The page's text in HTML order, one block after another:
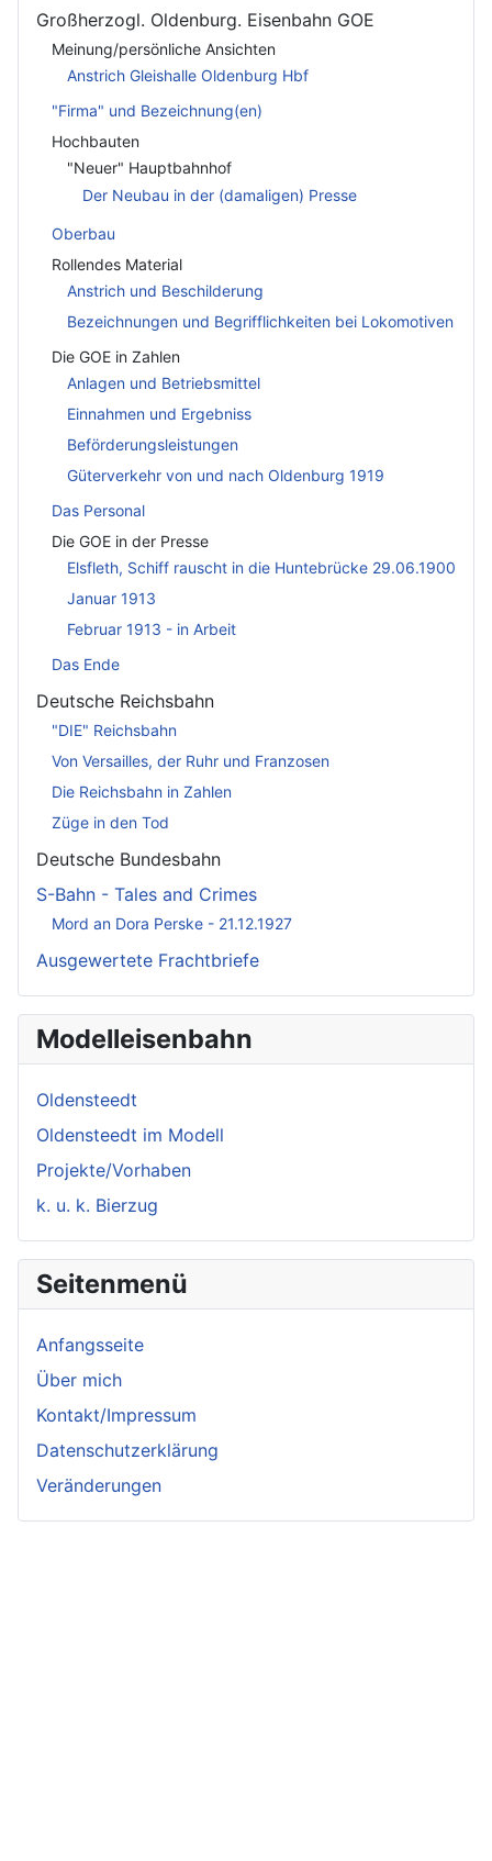
Großherzogl. Oldenburg. Eisenbahn GOE
Meinung/persönliche Ansichten
Anstrich Gleishalle Oldenburg Hbf
"Firma" und Bezeichnung(en)
Hochbauten
"Neuer" Hauptbahnhof
Der Neubau in der (damaligen) Presse
Oberbau
Rollendes Material
Anstrich und Beschilderung
Bezeichnungen und Begrifflichkeiten bei Lokomotiven
Die GOE in Zahlen
Anlagen und Betriebsmittel
Einnahmen und Ergebniss
Beförderungsleistungen
Güterverkehr von und nach Oldenburg 1919
Das Personal
Die GOE in der Presse
Elsfleth, Schiff rauscht in die Huntebrücke 29.06.1900
Januar 1913
Februar 1913 - in Arbeit
Das Ende
Deutsche Reichsbahn
"DIE" Reichsbahn
Von Versailles, der Ruhr und Franzosen
Die Reichsbahn in Zahlen
Züge in den Tod
Deutsche Bundesbahn
S-Bahn - Tales and Crimes
Mord an Dora Perske - 21.12.1927
Ausgewertete Frachtbriefe
Modelleisenbahn
Oldensteedt
Oldensteedt im Modell
Projekte/Vorhaben
k. u. k. Bierzug
Seitenmenü
Anfangsseite
Über mich
Kontakt/Impressum
Datenschutzerklärung
Veränderungen